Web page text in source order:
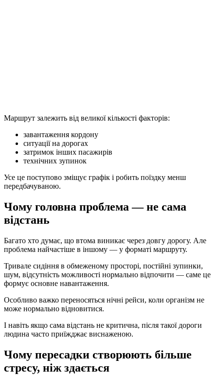
Маршрут залежить від великої кількості факторів:
завантаження кордону
ситуації на дорогах
затримок інших пасажирів
технічних зупинок
Усе це поступово зміщує графік і робить поїздку менш
передбачуваною.
Чому головна проблема — не сама
відстань
Багато хто думає, що втома виникає через довгу дорогу. Але
проблема найчастіше в іншому — у форматі маршруту.
Тривале сидіння в обмеженому просторі, постійні зупинки,
шум, відсутність можливості нормально відпочити — саме це
формує основне навантаження.
Особливо важко переносяться нічні рейси, коли організм не
може нормально відновитися.
І навіть якщо сама відстань не критична, після такої дороги
людина часто приїжджає виснаженою.
Чому пересадки створюють більше
стресу, ніж здається